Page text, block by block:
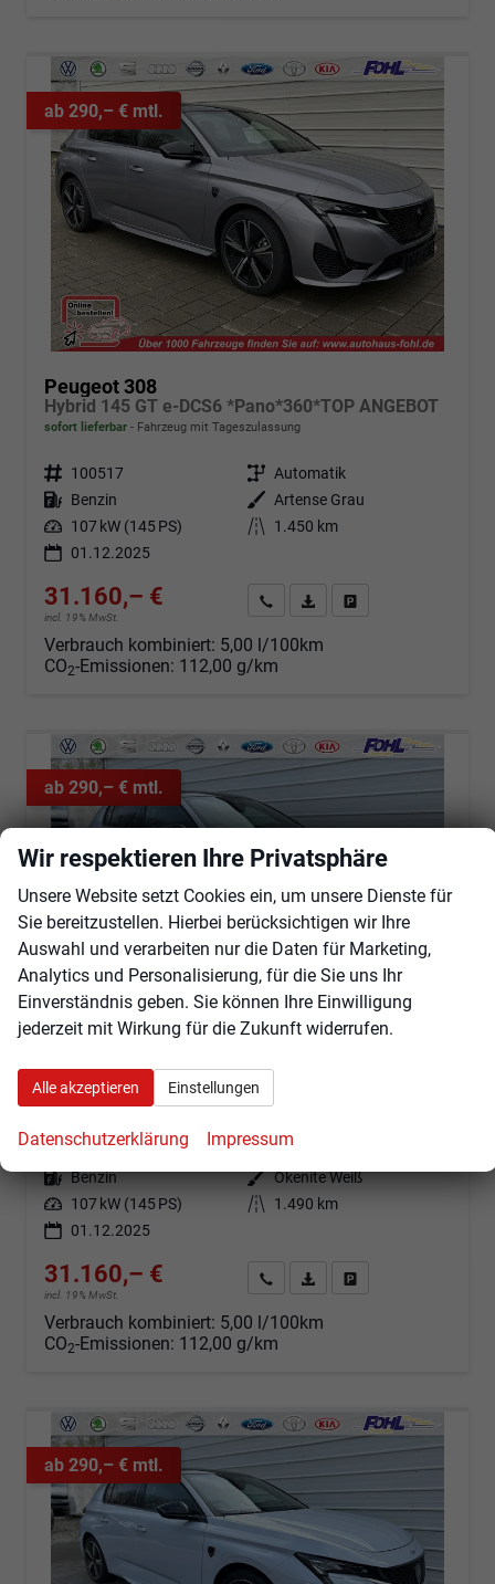
ab 290,– € mtl.
Peugeot 308
Hybrid 145 GT e-DCS6 *Pano*360*TOP ANGEBOT
sofort lieferbar Fahrzeug mit Tageszulassung
Fahrzeugnr. 100517 Getriebe Automatik
Kraftstoff Benzin Außenfarbe Artense Grau
Leistung 107 kW (145 PS) Kilometerstand
1.450 km
01.12.2025
31.160,– €
incl. 19% MwSt.
Angebot anfordern
Fahrzeugexpose (PDF)
Verbrauch kombiniert: 5,00 l/100km
CO2-Emissionen: 112,00 g/km
ab 290,– € mtl.
Peugeot 308
Hybrid 145 GT e-DCS6 *Pano*360*TOP ANGEBOT
sofort lieferbar Fahrzeug mit Tageszulassung
Fahrzeugnr. 100522 Getriebe Automatik
Kraftstoff Benzin Außenfarbe Okenite Weiß
Leistung 107 kW (145 PS) Kilometerstand
1.490 km
01.12.2025
31.160,– €
incl. 19% MwSt.
Angebot anfordern
Fahrzeugexpose (PDF)
Verbrauch kombiniert: 5,00 l/100km
CO2-Emissionen: 112,00 g/km
ab 290,– € mtl.
Wir respektieren Ihre Privatsphäre
Unsere Website setzt Cookies ein, um unsere Dienste für
Sie bereitzustellen. Hierbei berücksichtigen wir Ihre
Auswahl und verarbeiten nur die Daten für Marketing,
Analytics und Personalisierung, für die Sie uns Ihr
Einverständnis geben. Sie können Ihre Einwilligung
jederzeit mit Wirkung für die Zukunft widerrufen.
Alle akzeptieren Einstellungen
Datenschutzerklärung Impressum